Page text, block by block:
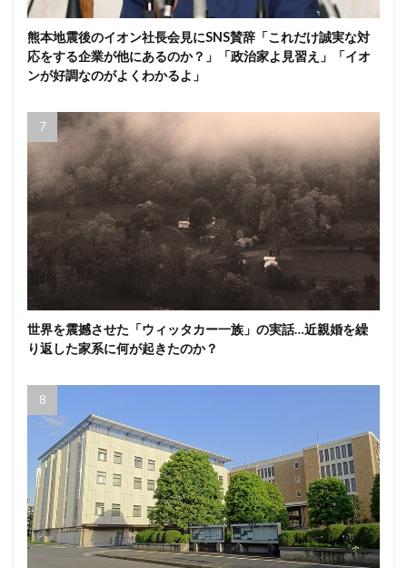
熊本地震後のイオン社長会見にSNS賛辞「これだけ誠実な対
応をする企業が他にあるのか？」「政治家よ見習え」「イオ
ンが好調なのがよくわかるよ」
世界を震撼させた「ウィッタカー一族」の実話…近親婚を繰
り返した家系に何が起きたのか？